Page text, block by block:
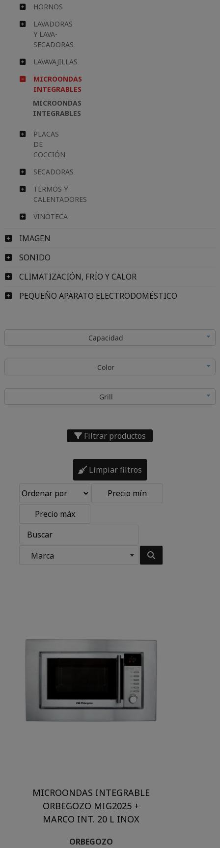
HORNOS
LAVADORAS
Y LAVA-
SECADORAS
LAVAVAJILLAS
MICROONDAS
INTEGRABLES
MICROONDAS
INTEGRABLES
PLACAS
DE
COCCIÓN
SECADORAS
TERMOS Y
CALENTADORES
VINOTECA
IMAGEN
SONIDO
CLIMATIZACIÓN, FRÍO Y CALOR
PEQUEÑO APARATO ELECTRODOMÉSTICO
Capacidad
Color
Grill
Filtrar productos
Limpiar filtros
Marca
MICROONDAS INTEGRABLE
ORBEGOZO MIG2025 +
MARCO INT. 20 L INOX
ORBEGOZO